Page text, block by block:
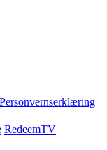
Personvernserklæring
RedeemTV